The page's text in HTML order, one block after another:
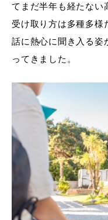
てまだ半年も経たない
受け取り方は多種多様
話に熱心に聞き入る姿
ってきました。